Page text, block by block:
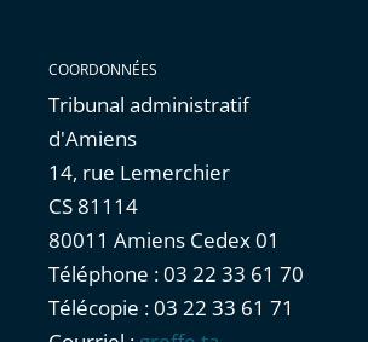
COORDONNÉES
Tribunal administratif
d'Amiens
14, rue Lemerchier
CS 81114
80011 Amiens Cedex 01
Téléphone : 03 22 33 61 70
Télécopie : 03 22 33 61 71